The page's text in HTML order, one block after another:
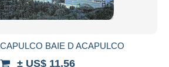
BAIE D ACAPULCO
± US$ 11,56